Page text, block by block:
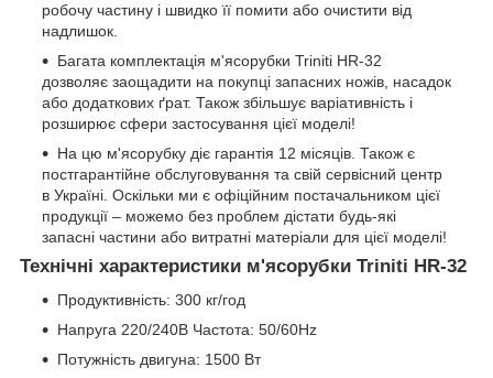
робочу частину і швидко її помити або очистити від
надлишок.
Багата комплектація м'ясорубки Triniti HR-32
дозволяє заощадити на покупці запасних ножів, насадок
або додаткових ґрат. Також збільшує варіативність і
розширює сфери застосування цієї моделі!
На цю м'ясорубку діє гарантія 12 місяців. Також є
постгарантійне обслуговування та свій сервісний центр
в Україні. Оскільки ми є офіційним постачальником цієї
продукції – можемо без проблем дістати будь-які
запасні частини або витратні матеріали для цієї моделі!
Технічні характеристики м'ясорубки Triniti HR-32
Продуктивність: 300 кг/год
Напруга 220/240В Частота: 50/60Hz
Потужність двигуна: 1500 Вт